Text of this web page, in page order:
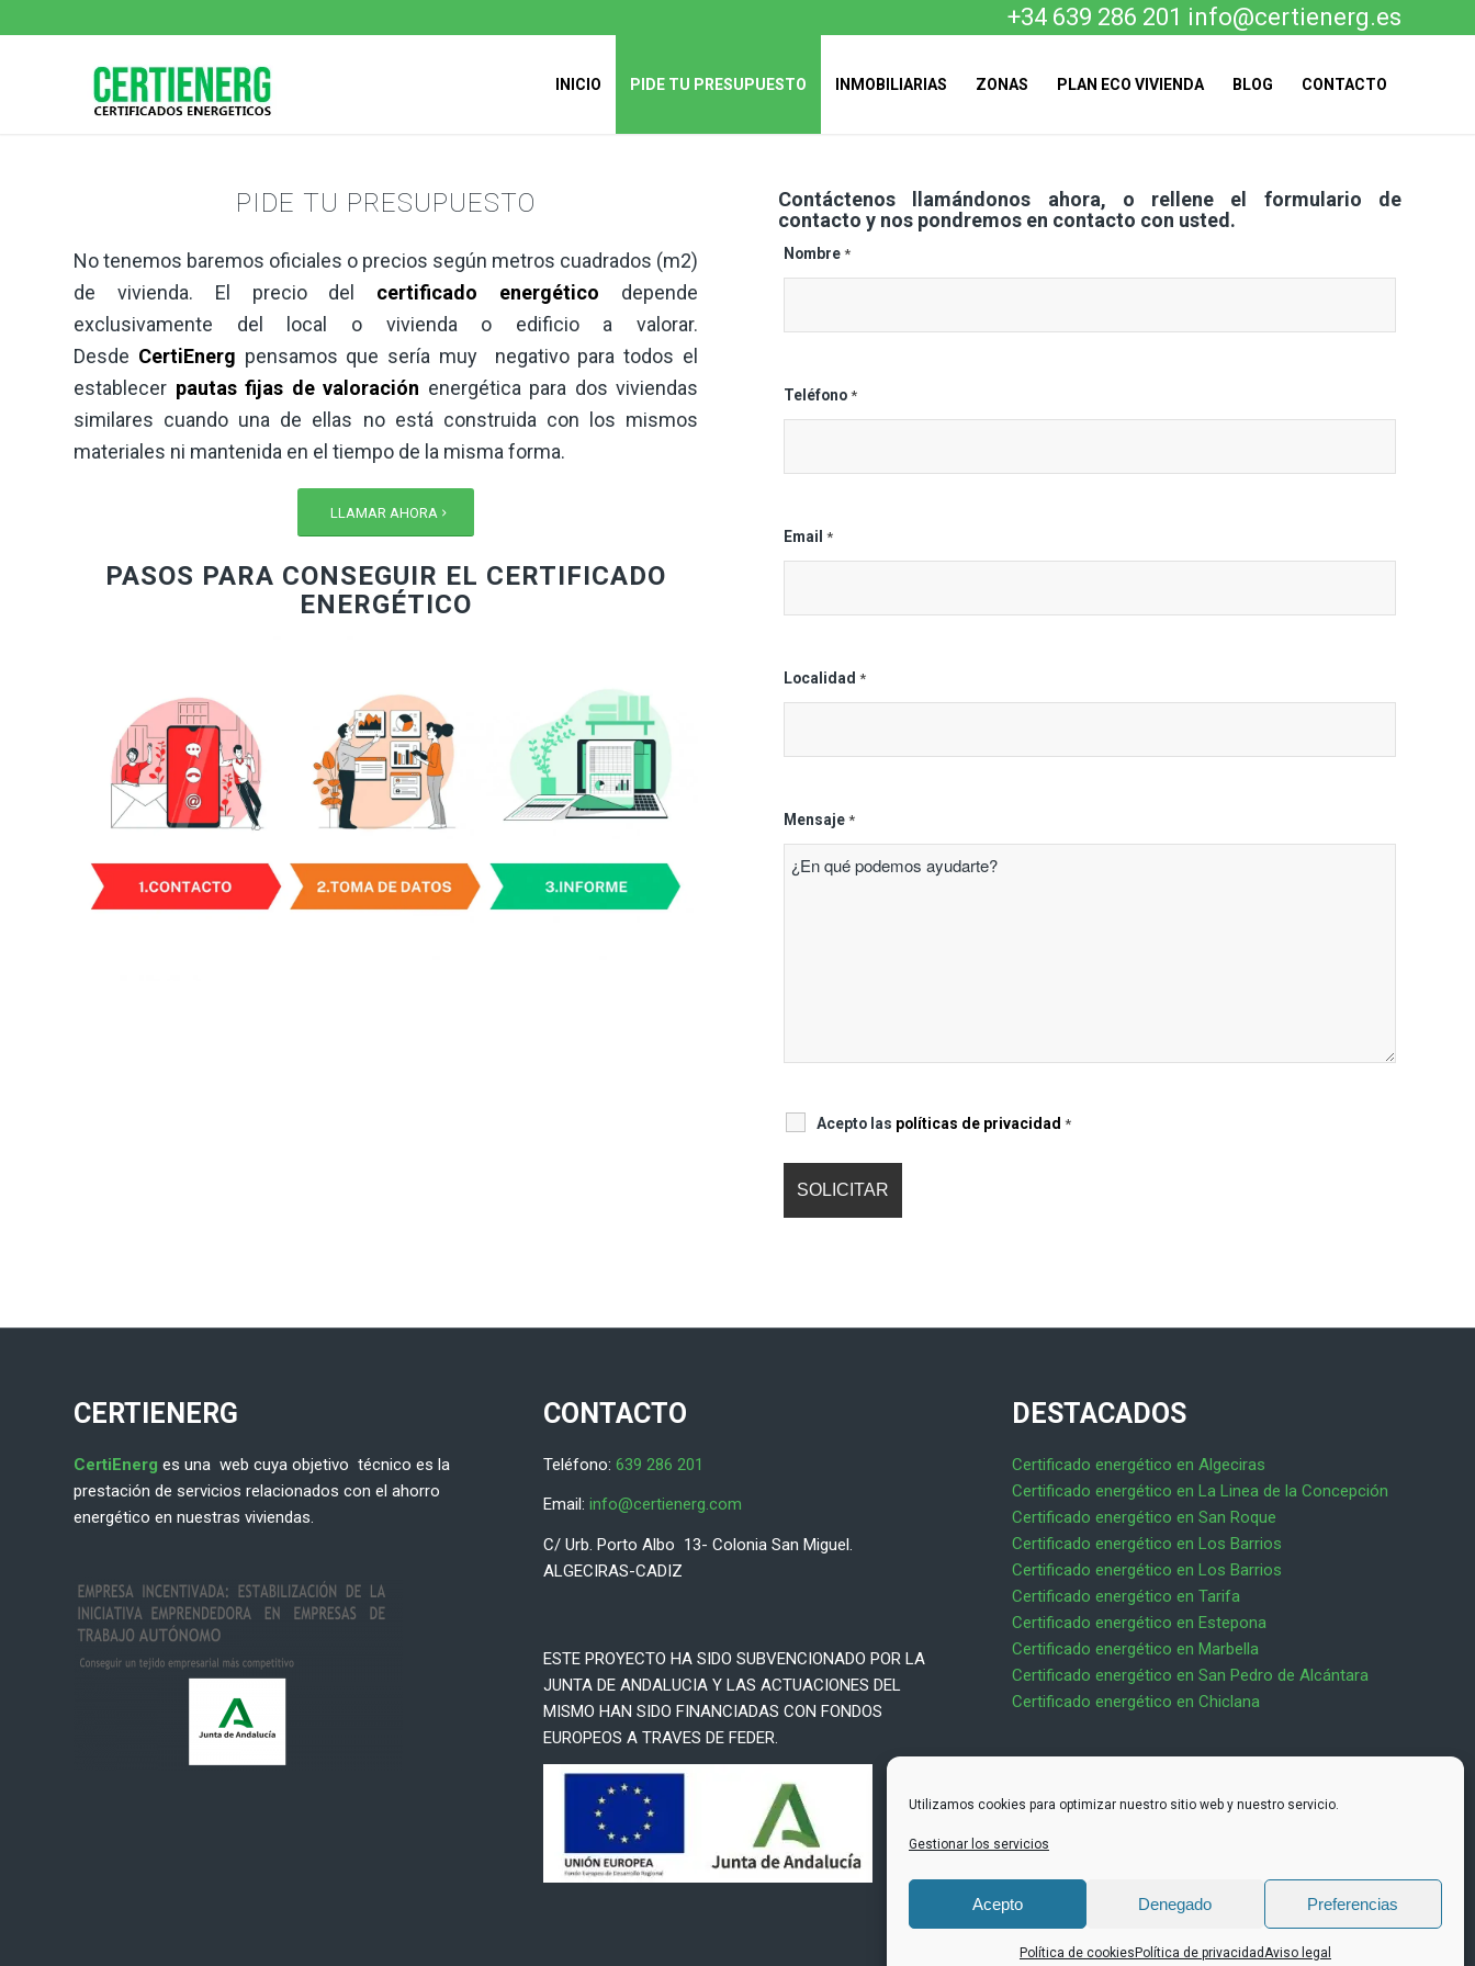
Utilizamos cookies para optimizar nuestro sitio web y nuestro servicio.
Gestionar los servicios
Acepto Denegado Preferencias
Política de cookies Política de privacidadAviso legal
+34 639 286 201 info@certienerg.es
INICIO PIDE TU PRESUPUESTO INMOBILIARIAS ZONAS PLAN ECO VIVIENDA BLOG CONTACTO
PIDE TU PRESUPUESTO
No tenemos baremos oficiales o precios según metros cuadrados (m2)
de vivienda. El precio del certificado energético depende
exclusivamente del local o vivienda o edificio a valorar.
Desde CertiEnerg pensamos que sería muy negativo para todos el
establecer pautas fijas de valoración energética para dos viviendas
similares cuando una de ellas no está construida con los mismos
materiales ni mantenida en el tiempo de la misma forma.
LLAMAR AHORA
PASOS PARA CONSEGUIR EL CERTIFICADO
ENERGÉTICO
Contáctenos llamándonos ahora, o rellene el formulario de
contacto y nos pondremos en contacto con usted.
Nombre *
Teléfono *
Email *
Localidad *
Mensaje *
Acepto las políticas de privacidad *
CERTIENERG
CertiEnerg es una web cuya objetivo técnico es la
prestación de servicios relacionados con el ahorro
energético en nuestras viviendas.
CONTACTO
Teléfono: 639 286 201
Email: info@certienerg.com
C/ Urb. Porto Albo 13- Colonia San Miguel.
ALGECIRAS-CADIZ
ESTE PROYECTO HA SIDO SUBVENCIONADO POR LA
JUNTA DE ANDALUCIA Y LAS ACTUACIONES DEL
MISMO HAN SIDO FINANCIADAS CON FONDOS
EUROPEOS A TRAVES DE FEDER.
DESTACADOS
Certificado energético en Algeciras
Certificado energético en La Linea de la Concepción
Certificado energético en San Roque
Certificado energético en Los Barrios
Certificado energético en Los Barrios
Certificado energético en Tarifa
Certificado energético en Estepona
Certificado energético en Marbella
Certificado energético en San Pedro de Alcántara
Certificado energético en Chiclana
LEGAL
Aviso Legal
Política de privacidad
¿Te ayudamos?